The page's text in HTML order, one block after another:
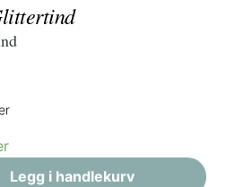
Legg i handlekurv